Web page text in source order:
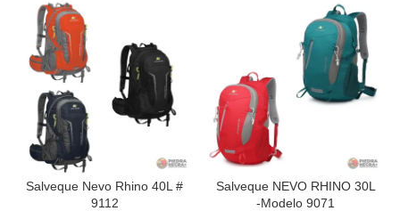
Salveque Nevo Rhino 40L #
9112
Salveque NEVO RHINO 30L
-Modelo 9071